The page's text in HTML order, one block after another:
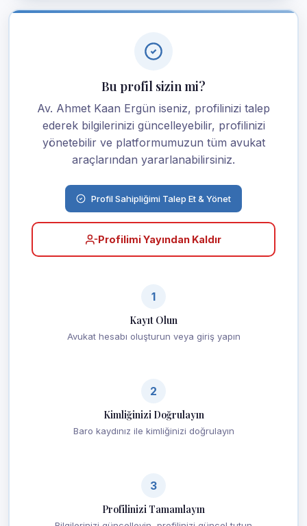
Bu profil sizin mi?
Av. Ahmet Kaan Ergün iseniz, profilinizi talep
ederek bilgilerinizi güncelleyebilir, profilinizi
yönetebilir ve platformumuzun tüm avukat
araçlarından yararlanabilirsiniz.
Profil Sahipliğimi Talep Et & Yönet
Profilimi Yayından Kaldır
1
Kayıt Olun
Avukat hesabı oluşturun veya giriş yapın
2
Kimliğinizi Doğrulayın
Baro kaydınız ile kimliğinizi doğrulayın
3
Profilinizi Tamamlayın